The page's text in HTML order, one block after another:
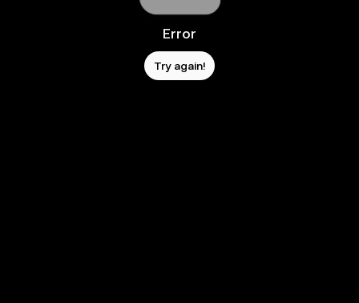
Error
Try again!